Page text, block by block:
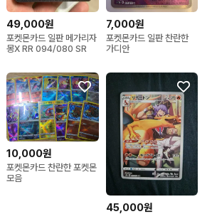
49,000원
포켓몬카드 일판 메가리자
몽X RR 094/080 SR
7,000원
포켓몬카드 일판 찬란한
가디안
10,000원
포켓몬카드 찬란한 포켓몬
모음
45,000원